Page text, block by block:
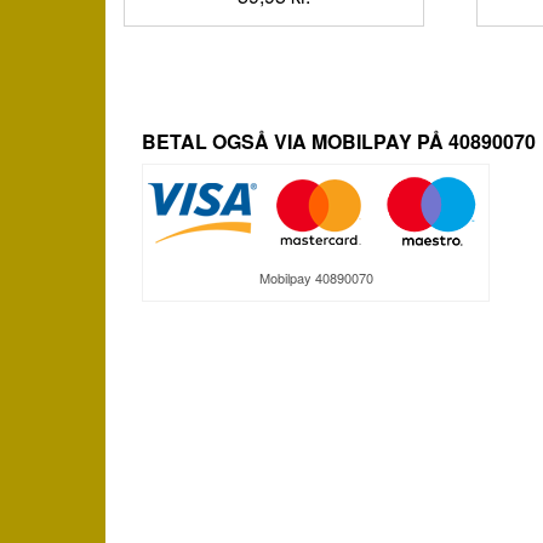
BETAL OGSÅ VIA MOBILPAY PÅ 40890070
Mobilpay 40890070